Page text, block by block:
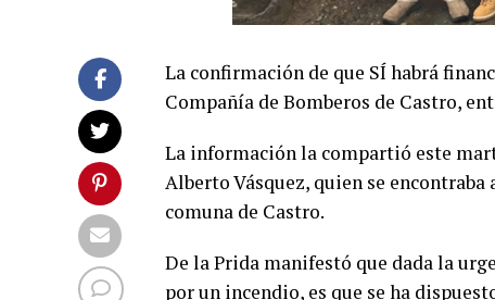
La confirmación de que SÍ habrá
Compañía de Bomberos de Castro,
La información la compartió este
Alberto Vásquez, quien se
comuna de Castro.
De la Prida manifestó que dada la
por un incendio, es que se ha